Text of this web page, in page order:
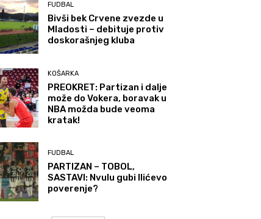
FUDBAL
Bivši bek Crvene zvezde u
Mladosti – debituje protiv
doskorašnjeg kluba
KOŠARKA
PREOKRET: Partizan i dalje
može do Vokera, boravak u
NBA možda bude veoma
kratak!
FUDBAL
PARTIZAN – TOBOL,
SASTAVI: Nvulu gubi Ilićevo
poverenje?